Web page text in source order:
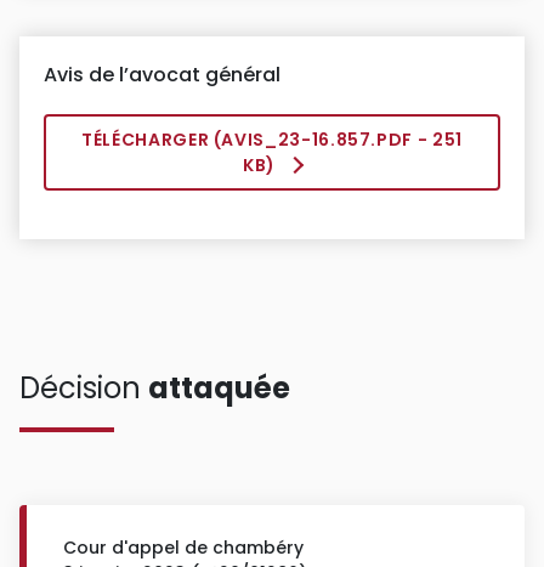
Avis de l’avocat général
TÉLÉCHARGER (AVIS_23-16.857.PDF - 251
KB)
Décision attaquée
Cour d'appel de chambéry